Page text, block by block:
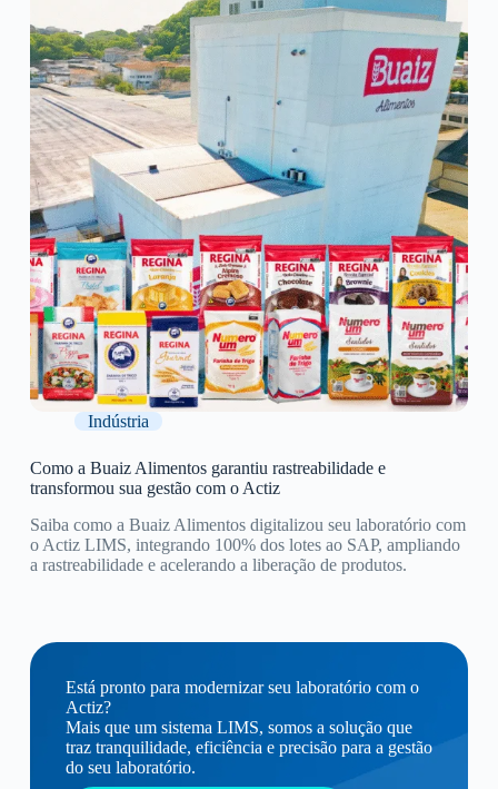
Indústria
Como a Buaiz Alimentos garantiu rastreabilidade e
transformou sua gestão com o Actiz
Saiba como a Buaiz Alimentos digitalizou seu laboratório com
o Actiz LIMS, integrando 100% dos lotes ao SAP, ampliando
a rastreabilidade e acelerando a liberação de produtos.
Está pronto para modernizar seu laboratório com o
Actiz?
Mais que um sistema LIMS, somos a solução que
traz tranquilidade, eficiência e precisão para a gestão
do seu laboratório.